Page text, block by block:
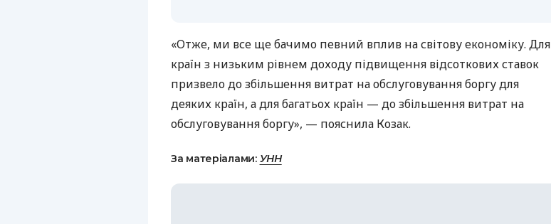
«Отже, ми все ще бачимо певний вплив на світову економіку. Для
країн з низьким рівнем доходу підвищення відсоткових ставок
призвело до збільшення витрат на обслуговування боргу для
деяких країн, а для багатьох країн — до збільшення витрат на
обслуговування боргу», — пояснила Козак.
За матеріалами: УНН